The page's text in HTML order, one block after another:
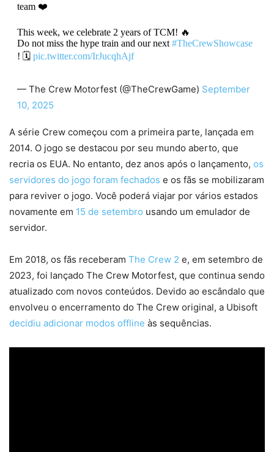
team ❤️
This week, we celebrate 2 years of TCM! 🔥
Do not miss the hype train and our next #TheCrewShowcase
! 🗓️ pic.twitter.com/IrJucqhAjf
— The Crew Motorfest (@TheCrewGame) September
10, 2025
A série Crew começou com a primeira parte, lançada em
2014. O jogo se destacou por seu mundo aberto, que
recria os EUA. No entanto, dez anos após o lançamento, os
servidores do jogo foram fechados e os fãs se mobilizaram
para reviver o jogo. Você poderá viajar por vários estados
novamente em 15 de setembro usando um emulador de
servidor.
Em 2018, os fãs receberam The Crew 2 e, em setembro de
2023, foi lançado The Crew Motorfest, que continua sendo
atualizado com novos conteúdos. Devido ao escândalo que
envolveu o encerramento do The Crew original, a Ubisoft
decidiu adicionar modos offline às sequências.